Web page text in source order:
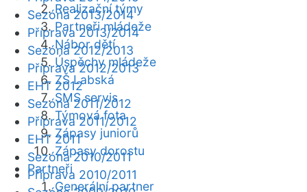
Realizační týmy
Partneři mládeže
Nábor dětí
Úspěchy mládeže
ZŠ Labská
SMS servis
Týmová fota
Zápasy juniorů
Zápasy dorostu
Partneři
Generální partner
Sezóna 2013/2014
Příprava 2013/2014
Sezóna 2012/2013
Příprava 2012/2013
EHT 2012
Sezóna 2011/2012
Příprava 2011/2012
EHT 2011
Sezóna 2010/2011
Příprava 2010/2011